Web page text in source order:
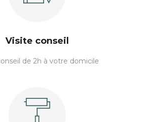
Visite conseil
de 2h à votre domicile